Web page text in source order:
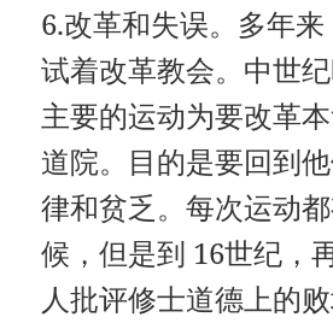
6.改革和失误。多年
试着改革教会。中世
主要的运动为要改革
道院。目的是要回到
律和贫乏。每次运动
候，但是到 16世纪，
人批评修士道德上的